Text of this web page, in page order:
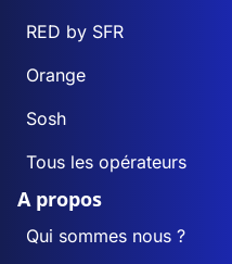
RED by SFR
Orange
Sosh
Tous les opérateurs
A propos
Qui sommes nous ?